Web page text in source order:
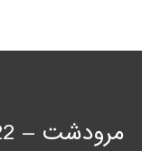
مرودشت – 22 بهمن شمالی